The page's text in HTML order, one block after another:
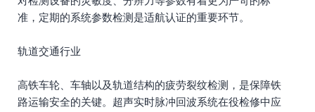
准，定期的系统参数检测是适航认证的重要环节。
轨道交通行业
高铁车轮、车轴以及轨道结构的疲劳裂纹检测，是保障铁
路运输安全的关键。超声实时脉冲回波系统在役检修中应